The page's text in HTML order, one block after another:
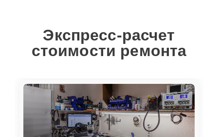
Экспресс-расчет
стоимости ремонта